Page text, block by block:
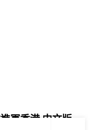
軍香港 中文版